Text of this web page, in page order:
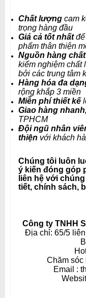
Chất lượng cam
trọng hàng đầu
Giá cả tốt nhất
phẩm thân thiện
Nguồn hàng
kiểm nghiệm chất
bởi các trung tâm
Hàng hóa đa
rộng khắp 3 miền
Miễn phí thiết kế
Giao hàng
TPHCM
Đội ngũ nhân
thiện với khách
Chúng tôi luôn
ý kiến đóng góp
liên hệ với
tiết, chính sách,
Công ty TNHH
Địa chỉ: 65/5
Chăm sóc
Email :